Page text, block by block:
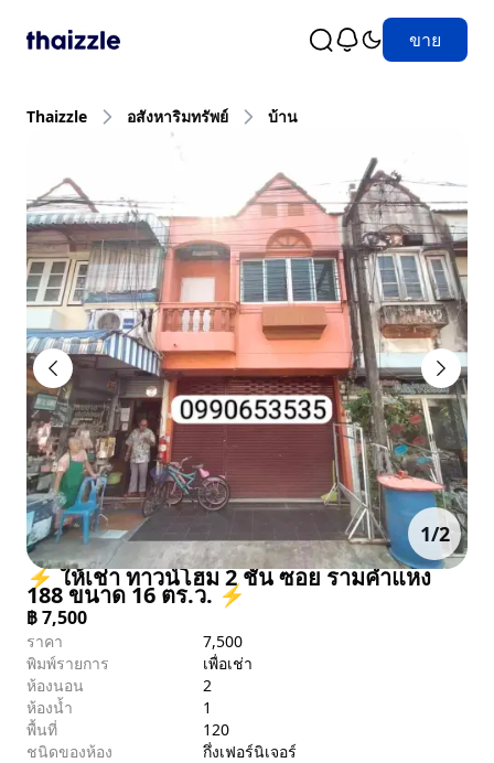
ขาย
Thaizzle อสังหาริมทรัพย์ บ้าน
1/2
⚡ ให้เช่า ทาวน์โฮม 2 ชั้น ซอย รามคำแหง
188 ขนาด 16 ตร.ว. ⚡
฿7,500
ราคา
7,500
พิมพ์รายการ
เพื่อเช่า
ห้องนอน
2
ห้องน้ำ
1
พื้นที่
120
ชนิดของห้อง
กึ่งเฟอร์นิเจอร์